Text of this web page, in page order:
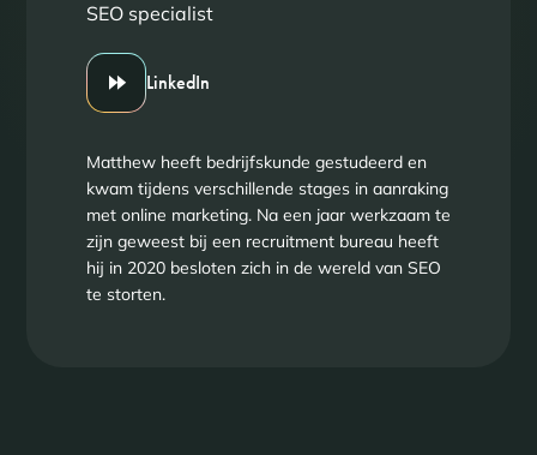
SEO specialist
LinkedIn
Matthew heeft bedrijfskunde gestudeerd en
kwam tijdens verschillende stages in aanraking
met online marketing. Na een jaar werkzaam te
zijn geweest bij een recruitment bureau heeft
hij in 2020 besloten zich in de wereld van SEO
te storten.